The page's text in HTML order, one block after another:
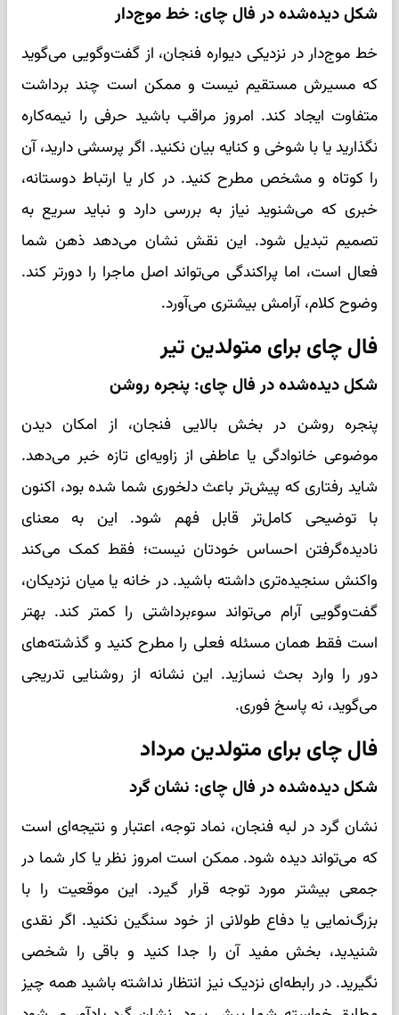
شکل دیده‌شده در فال چای: خط موج‌دار
خط موج‌دار در نزدیکی دیواره فنجان، از گفت‌وگویی می‌گوید
که مسیرش مستقیم نیست و ممکن است چند برداشت
متفاوت ایجاد کند. امروز مراقب باشید حرفی را نیمه‌کاره
نگذارید یا با شوخی و کنایه بیان نکنید. اگر پرسشی دارید، آن
را کوتاه و مشخص مطرح کنید. در کار یا ارتباط دوستانه،
خبری که می‌شنوید نیاز به بررسی دارد و نباید سریع به
تصمیم تبدیل شود. این نقش نشان می‌دهد ذهن شما
فعال است، اما پراکندگی می‌تواند اصل ماجرا را دورتر کند.
وضوح کلام، آرامش بیشتری می‌آورد.
فال چای برای متولدین تیر
شکل دیده‌شده در فال چای: پنجره روشن
پنجره روشن در بخش بالایی فنجان، از امکان دیدن
موضوعی خانوادگی یا عاطفی از زاویه‌ای تازه خبر می‌دهد.
شاید رفتاری که پیش‌تر باعث دلخوری شما شده بود، اکنون
با توضیحی کامل‌تر قابل فهم شود. این به معنای
نادیده‌گرفتن احساس خودتان نیست؛ فقط کمک می‌کند
واکنش سنجیده‌تری داشته باشید. در خانه یا میان نزدیکان،
گفت‌وگویی آرام می‌تواند سوءبرداشتی را کمتر کند. بهتر
است فقط همان مسئله فعلی را مطرح کنید و گذشته‌های
دور را وارد بحث نسازید. این نشانه از روشنایی تدریجی
می‌گوید، نه پاسخ فوری.
فال چای برای متولدین مرداد
شکل دیده‌شده در فال چای: نشان گرد
نشان گرد در لبه فنجان، نماد توجه، اعتبار و نتیجه‌ای است
که می‌تواند دیده شود. ممکن است امروز نظر یا کار شما در
جمعی بیشتر مورد توجه قرار گیرد. این موقعیت را با
بزرگ‌نمایی یا دفاع طولانی از خود سنگین نکنید. اگر نقدی
شنیدید، بخش مفید آن را جدا کنید و باقی را شخصی
نگیرید. در رابطه‌ای نزدیک نیز انتظار نداشته باشید همه چیز